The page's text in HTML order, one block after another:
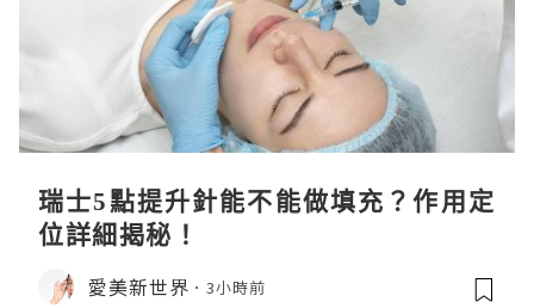
瑞士5點提升針能不能做填充？作用定
位詳細揭秘！
愛美新世界 3小時前